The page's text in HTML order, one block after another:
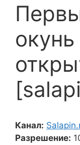
Канал:
Разрешение: